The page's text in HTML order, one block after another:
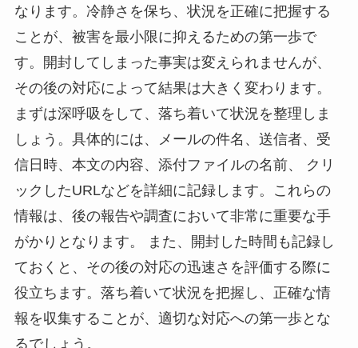
なります。冷静さを保ち、状況を正確に把握する
ことが、被害を最小限に抑えるための第一歩で
す。開封してしまった事実は変えられませんが、
その後の対応によって結果は大きく変わります。
まずは深呼吸をして、落ち着いて状況を整理しま
しょう。具体的には、メールの件名、送信者、受
信日時、本文の内容、添付ファイルの名前、 クリ
ックしたURLなどを詳細に記録します。これらの
情報は、後の報告や調査において非常に重要な手
がかりとなります。 また、開封した時間も記録し
ておくと、その後の対応の迅速さを評価する際に
役立ちます。落ち着いて状況を把握し、正確な情
報を収集することが、適切な対応への第一歩とな
るでしょう。